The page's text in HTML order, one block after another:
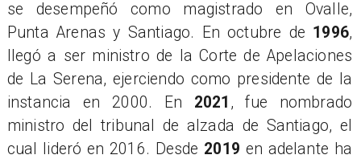
se desempeñó como magistrado en Ovalle,
Punta Arenas y Santiago. En octubre de 1996,
llegó a ser ministro de la Corte de Apelaciones
de La Serena, ejerciendo como presidente de la
instancia en 2000. En 2021 , fue nombrado
ministro del tribunal de alzada de Santiago, el
cual lideró en 2016. Desde 2019 en adelante ha